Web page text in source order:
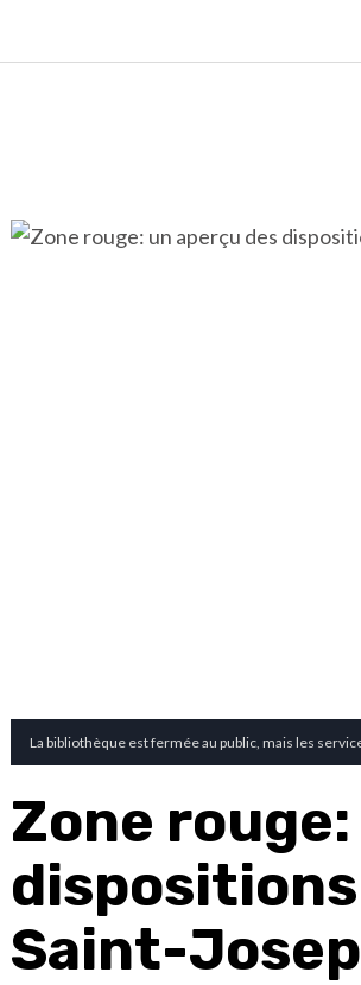
La bibliothèque est fermée au public, mais les
Zone
Saint-